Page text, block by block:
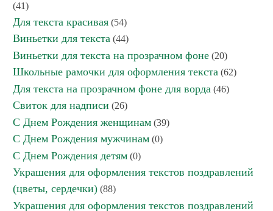
(41)
Для текста красивая (54)
Виньетки для текста (44)
Виньетки для текста на прозрачном фоне (20)
Школьные рамочки для оформления текста (62)
Для текста на прозрачном фоне для ворда (46)
Свиток для надписи (26)
С Днем Рождения женщинам (39)
С Днем Рождения мужчинам (0)
С Днем Рождения детям (0)
Украшения для оформления текстов поздравлений
(цветы, сердечки) (88)
Украшения для оформления текстов поздравлений